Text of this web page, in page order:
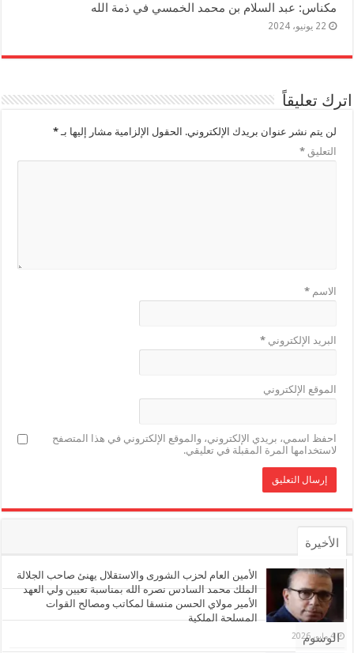
مكناس: عبد السلام بن محمد الخمسي في ذمة الله
22 يونيو، 2024
اترك تعليقاً
لن يتم نشر عنوان بريدك الإلكتروني. الحقول الإلزامية مشار إليها بـ*
التعليق*
الاسم*
البريد الإلكتروني*
الموقع الإلكتروني
احفظ اسمي، بريدي الإلكتروني، والموقع الإلكتروني في هذا المتصفح
لاستخدامها المرة المقبلة في تعليقي.
الأخيرة
الأشهر
تعليقات
الوسوم
الأمين العام لحزب الشورى والاستقلال يهنئ صاحب الجلالة
الملك محمد السادس نصره الله بمناسبة تعيين ولي العهد
الأمير مولاي الحسن منسقا لمكاتب ومصالح القوات
المسلحة الملكية
4 مايو، 2026